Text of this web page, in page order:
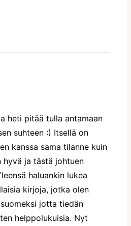
heti pitää tulla antamaan
suhteen :) Itsellä on
kanssa sama tilanne kuin
hyvä ja tästä johtuen
haluankin lukea
kirjoja, jotka olen
jotta tiedän
helppolukuisia. Nyt